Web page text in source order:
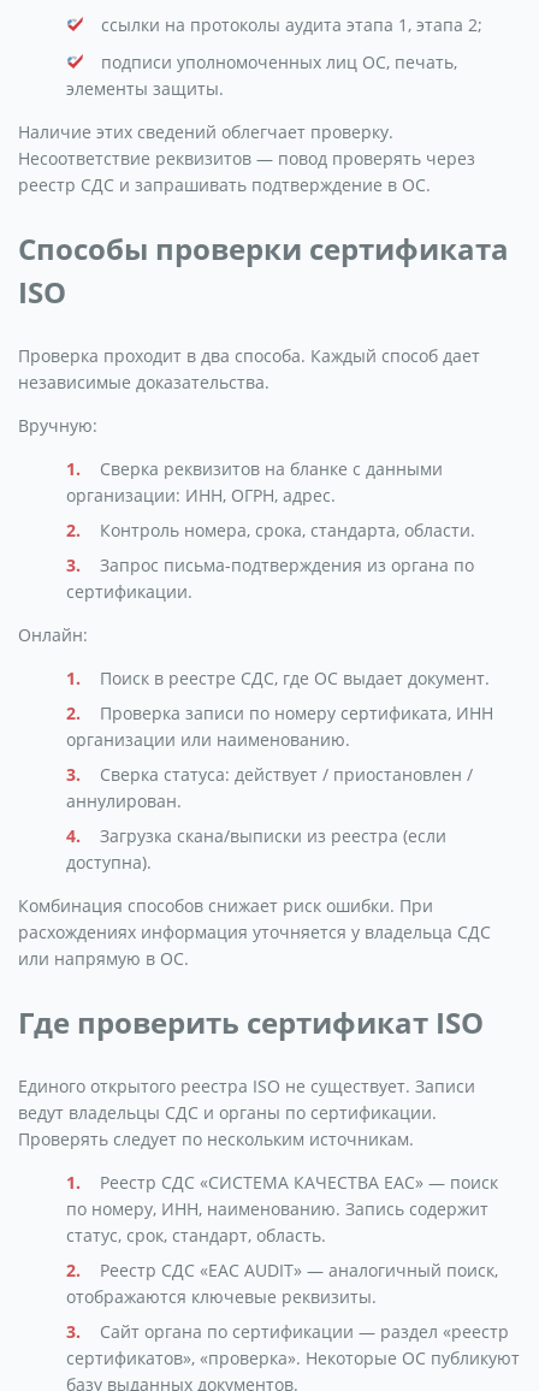
ссылки на протоколы аудита этапа 1, этапа 2;
подписи уполномоченных лиц ОС, печать,
элементы защиты.
Наличие этих сведений облегчает проверку.
Несоответствие реквизитов — повод проверять через
реестр СДС и запрашивать подтверждение в ОС.
Способы проверки сертификата
ISO
Проверка проходит в два способа. Каждый способ дает
независимые доказательства.
Вручную:
Сверка реквизитов на бланке с данными
организации: ИНН, ОГРН, адрес.
Контроль номера, срока, стандарта, области.
Запрос письма-подтверждения из органа по
сертификации.
Онлайн:
Поиск в реестре СДС, где ОС выдает документ.
Проверка записи по номеру сертификата, ИНН
организации или наименованию.
Сверка статуса: действует / приостановлен /
аннулирован.
Загрузка скана/выписки из реестра (если
доступна).
Комбинация способов снижает риск ошибки. При
расхождениях информация уточняется у владельца СДС
или напрямую в ОС.
Где проверить сертификат ISO
Единого открытого реестра ISO не существует. Записи
ведут владельцы СДС и органы по сертификации.
Проверять следует по нескольким источникам.
Реестр СДС «СИСТЕМА КАЧЕСТВА ЕАС» — поиск
по номеру, ИНН, наименованию. Запись содержит
статус, срок, стандарт, область.
Реестр СДС «ЕАС AUDIT» — аналогичный поиск,
отображаются ключевые реквизиты.
Сайт органа по сертификации — раздел «реестр
сертификатов», «проверка». Некоторые ОС публикуют
базу выданных документов.